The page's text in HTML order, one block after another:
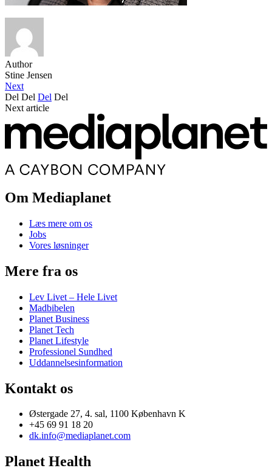
Author
Stine Jensen
Next
Del Del Del Del
Next article
Om Mediaplanet
Læs mere om os
Jobs
Vores løsninger
Mere fra os
Lev Livet – Hele Livet
Madbibelen
Planet Business
Planet Tech
Planet Lifestyle
Professionel Sundhed
Uddannelsesinformation
Kontakt os
Østergade 27, 4. sal, 1100 København K
+45 69 91 18 20
dk.info@mediaplanet.com
Planet Health